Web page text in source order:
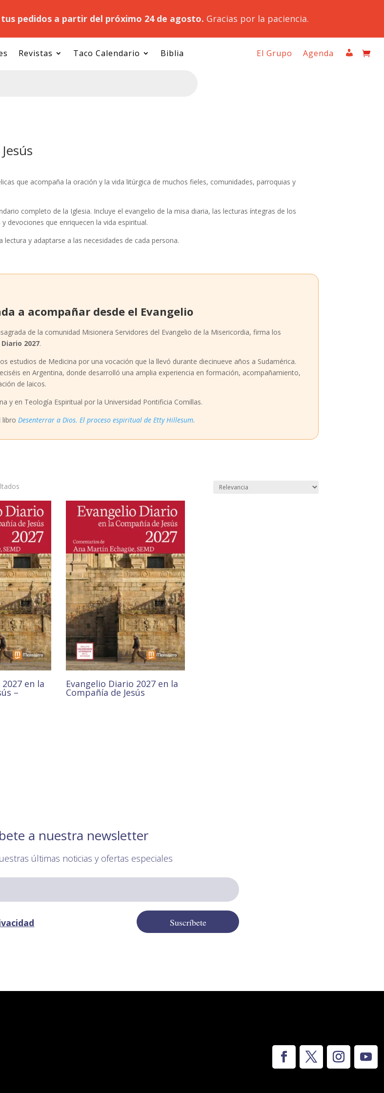
pedidos a partir del próximo 24 de agosto. Gracias por la paciencia.
Revistas Taco Calendario Biblia El Grupo Agenda
que acompaña la oración y la vida litúrgica de muchos fieles, comunidades, parroquias y
completo de la Iglesia. Incluye el evangelio de la misa diaria, las lecturas íntegras de los
devociones que enriquecen la vida espiritual.
y adaptarse a las necesidades de cada persona.
a acompañar desde el Evangelio
de la comunidad Misionera Servidores del Evangelio de la Misericordia, firma los
2027.
estudios de Medicina por una vocación que la llevó durante diecinueve años a Sudamérica.
en Argentina, donde desarrolló una amplia experiencia en formación, acompañamiento,
de laicos.
y en Teología Espiritual por la Universidad Pontificia Comillas.
libroDesenterrar a Dios. El proceso espiritual de Etty Hillesum.
en la
–
Evangelio Diario 2027 en la
Compañía de Jesús
a nuestra newsletter
últimas noticias y ofertas especiales
Suscríbete